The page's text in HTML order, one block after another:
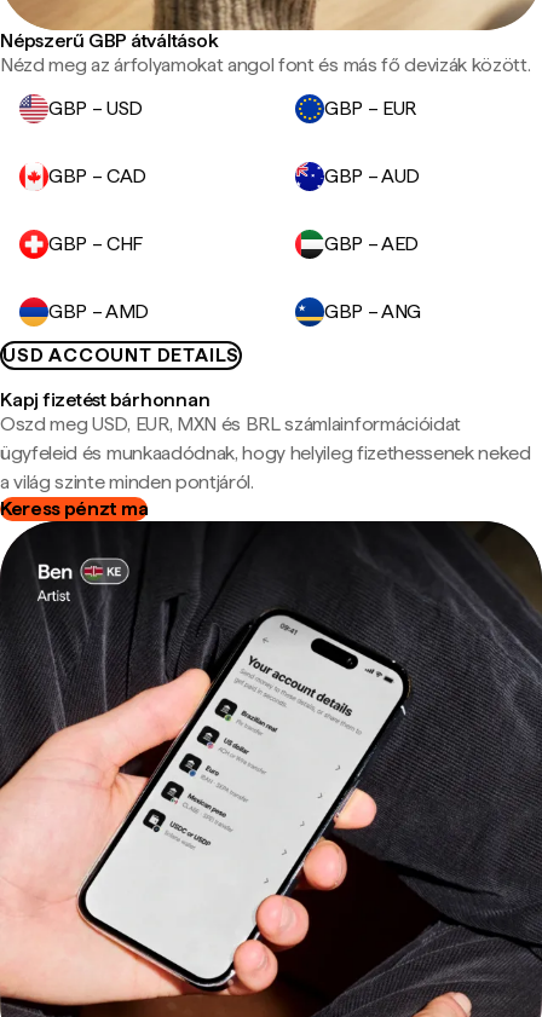
Népszerű GBP átváltások
Nézd meg az árfolyamokat angol font és más fő devizák között.
GBP – USD
GBP – EUR
GBP – CAD GBP – AUD
GBP – CHF GBP – AED
GBP – AMD
GBP – ANG
USD ACCOUNT DETAILS
Kapj fizetést bárhonnan
Oszd meg USD, EUR, MXN és BRL számlainformációidat
ügyfeleid és munkaadódnak, hogy helyileg fizethessenek neked
a világ szinte minden pontjáról.
Keress pénzt ma